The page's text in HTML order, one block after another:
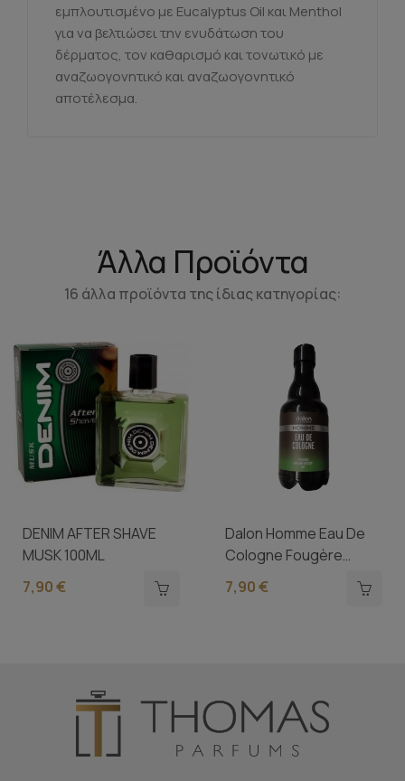
εμπλουτισμένο με Eucalyptus Oil και Menthol
για να βελτιώσει την ενυδάτωση του
δέρματος, τον καθαρισμό και τονωτικό με
αναζωογονητικό και αναζωογονητικό
αποτέλεσμα.
Άλλα Προϊόντα
16 άλλα προϊόντα της ίδιας κατηγορίας:
DENIM AFTER SHAVE
MUSK 100ML
7,90 €
Dalon Homme Eau De
Cologne Fougère
300ml -...
7,90 €